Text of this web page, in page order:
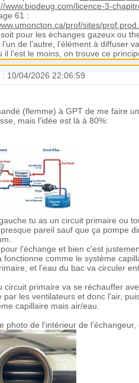
www.biodeug.com/licence-3-
61 :
prof/sites/
pour les échanges gazeux ou
de l’autre, l’élément à diffuser
il l’est le moins, on trouve ce
: 10/04/2026 22:06:59
(flemme) à GPT de me faire
mais l'idée est là à 80%:
tu as un circuit primaire ou
pareil sauf que ça pompe
l'échange et bien c'est
fonctionne comme le système
et l'eau du bac va circuler
circuit primaire va se réchauffer
par les ventilateurs et donc l'air,
capillaire mais air/eau.
photo de l'intérieur de